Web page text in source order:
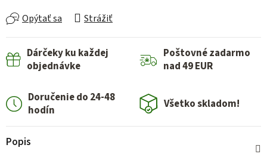
Opýtať sa Strážiť
Dárčeky ku každej
objednávke
Poštovné zadarmo
nad 49 EUR
Doručenie do 24-48
hodín
Všetko skladom!
Popis